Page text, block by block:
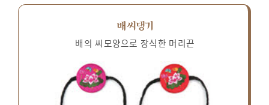
배씨댕기
배의 씨모양으로 장식한 머리끈